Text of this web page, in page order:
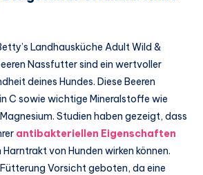
Landhausküche Adult Wild &
Nassfutter sind ein wertvoller
deines Hundes. Diese Beeren
C sowie wichtige Mineralstoffe wie
Studien haben gezeigt, dass
antibakteriellen Eigenschaften
von Hunden wirken können.
Vorsicht geboten, da eine